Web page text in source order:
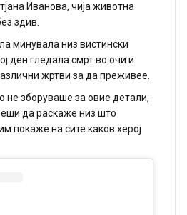
Иванова, чија животна
здив.
минувала низ вистински
ден гледала смрт во очи и
жртви за да преживее.
не зборуваше за овие детали,
да раскаже низ што
покаже на сите каков херој